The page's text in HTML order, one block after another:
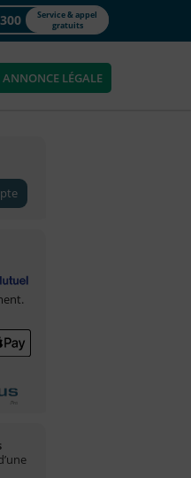
Service & appel
gratuits
LÉGALE